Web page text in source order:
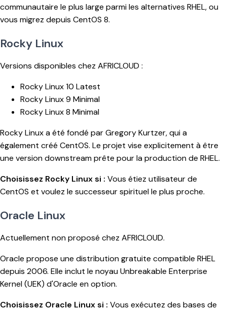
communautaire le plus large parmi les alternatives RHEL, ou
vous migrez depuis CentOS 8.
Rocky Linux
Versions disponibles chez AFRICLOUD :
Rocky Linux 10 Latest
Rocky Linux 9 Minimal
Rocky Linux 8 Minimal
Rocky Linux a été fondé par Gregory Kurtzer, qui a
également créé CentOS. Le projet vise explicitement à être
une version downstream prête pour la production de RHEL.
Choisissez Rocky Linux si : Vous étiez utilisateur de
CentOS et voulez le successeur spirituel le plus proche.
Oracle Linux
Actuellement non proposé chez AFRICLOUD.
Oracle propose une distribution gratuite compatible RHEL
depuis 2006. Elle inclut le noyau Unbreakable Enterprise
Kernel (UEK) d'Oracle en option.
Choisissez Oracle Linux si : Vous exécutez des bases de